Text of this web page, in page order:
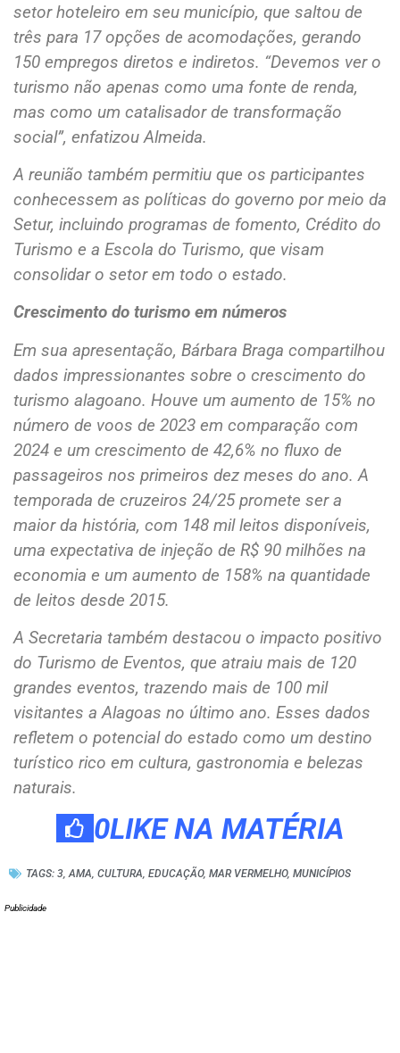
setor hoteleiro em seu município, que saltou de
três para 17 opções de acomodações, gerando
150 empregos diretos e indiretos. “Devemos ver o
turismo não apenas como uma fonte de renda,
mas como um catalisador de transformação
social”, enfatizou Almeida.
A reunião também permitiu que os participantes
conhecessem as políticas do governo por meio da
Setur, incluindo programas de fomento, Crédito do
Turismo e a Escola do Turismo, que visam
consolidar o setor em todo o estado.
Crescimento do turismo em números
Em sua apresentação, Bárbara Braga compartilhou
dados impressionantes sobre o crescimento do
turismo alagoano. Houve um aumento de 15% no
número de voos de 2023 em comparação com
2024 e um crescimento de 42,6% no fluxo de
passageiros nos primeiros dez meses do ano. A
temporada de cruzeiros 24/25 promete ser a
maior da história, com 148 mil leitos disponíveis,
uma expectativa de injeção de R$ 90 milhões na
economia e um aumento de 158% na quantidade
de leitos desde 2015.
A Secretaria também destacou o impacto positivo
do Turismo de Eventos, que atraiu mais de 120
grandes eventos, trazendo mais de 100 mil
visitantes a Alagoas no último ano. Esses dados
refletem o potencial do estado como um destino
turístico rico em cultura, gastronomia e belezas
naturais.
0LIKE NA MATÉRIA
TAGS: 3 AMA CULTURA EDUCAÇÃO, MAR VERMELHO, MUNICÍPIOS
Publicidade